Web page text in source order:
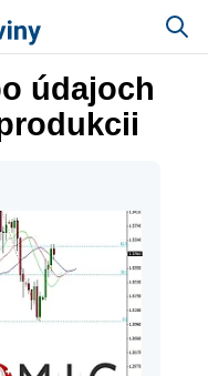
údajoch